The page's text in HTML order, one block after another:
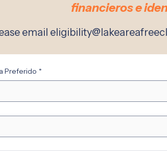
financieros e
email
Preferido *